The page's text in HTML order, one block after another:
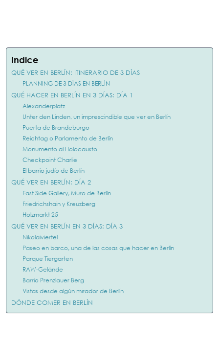
Indice
QUÉ VER EN BERLÍN: ITINERARIO DE 3 DÍAS
PLANNING DE 3 DÍAS EN BERLÍN
QUÉ HACER EN BERLÍN EN 3 DÍAS: DÍA 1
Alexanderplatz
Unter den Linden, un imprescindible que ver en Berlín
Puerta de Brandeburgo
Reichtag o Parlamento de Berlín
Monumento al Holocausto
Checkpoint Charlie
El barrio judío de Berlín
QUÉ VER EN BERLÍN: DÍA 2
East Side Gallery, Muro de Berlín
Friedrichshain y Kreuzberg
Holzmarkt 25
QUÉ VER EN BERLÍN EN 3 DÍAS: DÍA 3
Nikolaiviertel
Paseo en barco, una de las cosas que hacer en Berlín
Parque Tiergarten
RAW-Gelände
Barrio Prenzlauer Berg
Vistas desde algún mirador de Berlín
DÓNDE COMER EN BERLÍN